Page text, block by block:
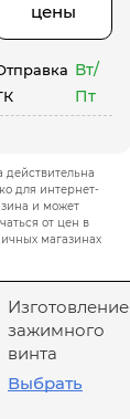
цены
Вт/
Пт
действительна
для интернет-
и может
от цен в
магазинах
Изготовление
зажимного
винта
Выбрать